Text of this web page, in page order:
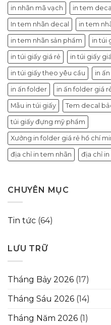
in nhãn mã vạch in tem decal
In tem nhãn decal in tem
in tem nhãn sản phẩm in túi
in túi giấy giá rẻ in túi giấy
in túi giấy theo yêu cầu in
in ấn folder in ấn folder giá
Mẫu in túi giấy Tem decal
túi giấy đựng mỹ phẩm
Xưởng in folder giá rẻ hồ chí
địa chỉ in tem nhãn địa chỉ in
CHUYÊN MỤC
Tin tức (64)
LƯU TRỮ
Tháng Bảy 2026 (17)
Tháng Sáu 2026 (14)
Tháng Năm 2026 (1)